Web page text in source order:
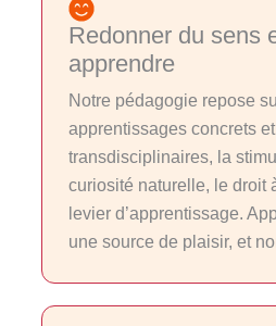
Redonner du sens
apprendre
Notre pédagogie repose
apprentissages concrets
transdisciplinaires, la
curiosité naturelle, le droit
levier d’apprentissage.
une source de plaisir, et